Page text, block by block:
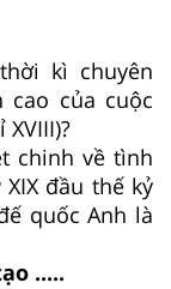
kì chuyên
cao của cuộc
chinh về tình
đầu thế kỷ
quốc Anh là
.....